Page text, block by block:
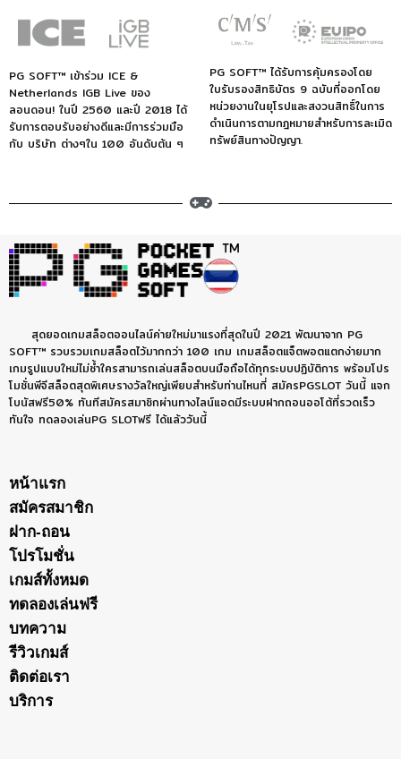
PG SOFT™ เข้าร่วม ICE &
Netherlands IGB Live ของ
ลอนดอน! ในปี 2560 และปี 2018 ได้
รับการตอบรับอย่างดีและมีการร่วมมือ
กับ บริษัท ต่างๆใน 100 อันดับต้น ๆ
PG SOFT™ ได้รับการคุ้มครองโดย
ใบรับรองสิทธิบัตร 9 ฉบับที่ออกโดย
หน่วยงานในยุโรปและสงวนสิทธิ์ในการ
ดำเนินการตามกฎหมายสำหรับการละเมิด
ทรัพย์สินทางปัญญา.
สุดยอดเกมสล็อตออนไลน์ค่ายใหม่มาแรงที่สุดในปี 2021 พัฒนาจาก PG
SOFT™ รวบรวมเกมสล็อตไว้มากกว่า 100 เกม เกมสล็อตแจ็ตพอตแตกง่ายมาก
เกมรูปแบบใหม่ไม่ซ้ำใครสามารถเล่นสล็อตบนมือถือได้ทุกระบบปฏิบัติการ พร้อมโปร
โมชั่นพีจีสล็อตสุดพิเศษรางวัลใหญ่เพียบสำหรับท่านไหนที่ สมัครPGSLOT วันนี้ แจก
โบนัสฟรี50% ทันทีสมัครสมาชิกผ่านทางไลน์แอดมีระบบฝากถอนออโต้ที่รวดเร็ว
ทันใจ ทดลองเล่นPG SLOTฟรี ได้แล้ววันนี้
หน้าแรก
สมัครสมาชิก
ฝาก-ถอน
โปรโมชั่น
เกมส์ทั้งหมด
ทดลองเล่นฟรี
บทความ
รีวิวเกมส์
ติดต่อเรา
บริการ